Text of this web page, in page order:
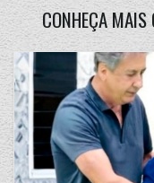
CONHEÇA MAIS